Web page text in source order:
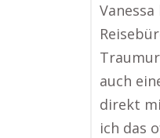
auch
direkt
ich das